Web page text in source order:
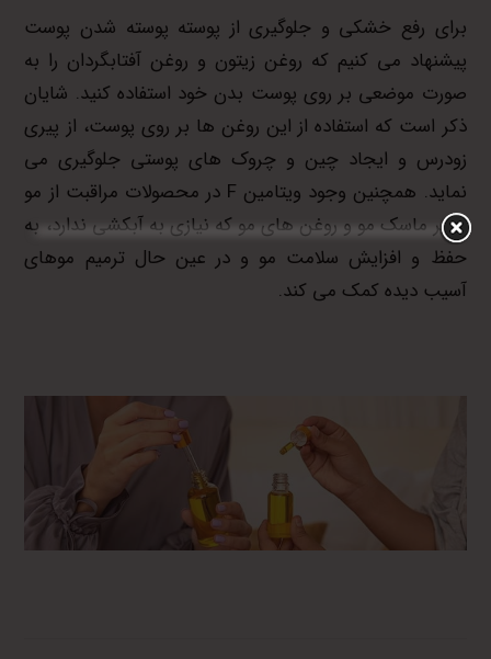
برای رفع خشکی و جلوگیری از پوسته پوسته شدن پوست
پیشنهاد می کنیم که روغن زیتون و روغن آفتابگردان را به
صورت موضعی بر روی پوست بدن خود استفاده کنید. شایان
ذکر است که استفاده از این روغن ها بر روی پوست، از پیری
زودرس و ایجاد چین و چروک های پوستی جلوگیری می
نماید. همچنین وجود ویتامین F در محصولات مراقبت از مو
نظیر ماسک مو و روغن های مو که نیازی به آبکشی ندارد، به
حفظ و افزایش سلامت مو و در عین حال ترمیم موهای
آسیب دیده کمک می کند.